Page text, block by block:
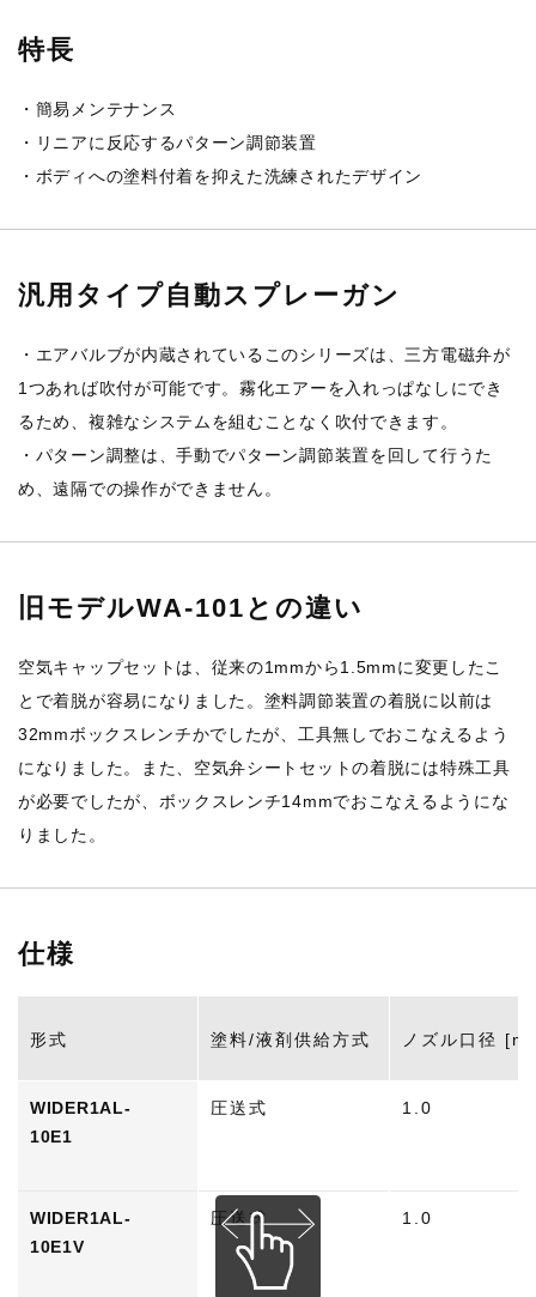
特長
・簡易メンテナンス
・リニアに反応するパターン調節装置
・ボディへの塗料付着を抑えた洗練されたデザイン
汎用タイプ自動スプレーガン
・エアバルブが内蔵されているこのシリーズは、三方電磁弁が
1つあれば吹付が可能です。霧化エアーを入れっぱなしにでき
るため、複雑なシステムを組むことなく吹付できます。
・パターン調整は、手動でパターン調節装置を回して行うた
め、遠隔での操作ができません。
旧モデルWA-101との違い
空気キャップセットは、従来の1mmから1.5mmに変更したこ
とで着脱が容易になりました。塗料調節装置の着脱に以前は
32mmボックスレンチかでしたが、工具無しでおこなえるよう
になりました。また、空気弁シートセットの着脱には特殊工具
が必要でしたが、ボックスレンチ14mmでおこなえるようにな
りました。
仕様
形式 塗料/液剤供給方式 ノズル口径
WIDER1AL-
10E1
圧送式 1.0
WIDER1AL-
10E1V
圧送式 1.0